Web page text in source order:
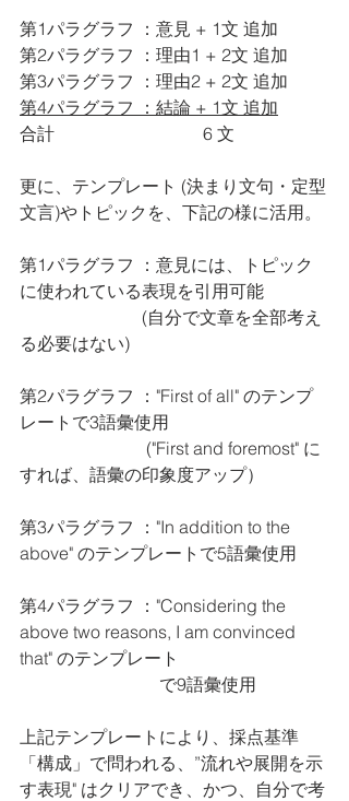
第1パラグラフ ：意見 + 1文 追加
第2パラグラフ ：理由1 + 2文 追加
第3パラグラフ ：理由2 + 2文 追加
第4パラグラフ ：結論 + 1文 追加
合計                                  6 文
更に、テンプレート (決まり文句・定型
文言)やトピックを、下記の様に活用。
第1パラグラフ ：意見には、トピック
に使われている表現を引用可能
る必要はない)
第2パラグラフ ："First of all" のテンプ
レートで3語彙使用
すれば、語彙の印象度アップ）
第3パラグラフ ："In addition to the
above" のテンプレートで5語彙使用
第4パラグラフ ："Considering the
above two reasons, I am convinced
that" のテンプレート
で9語彙使用
上記テンプレートにより、採点基準
「構成」で問われる、”流れや展開を示
す表現" はクリアでき、かつ、自分で考